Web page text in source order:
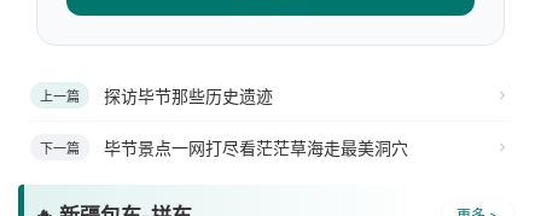
上一篇 探访毕节那些历史遗迹
下一篇 毕节景点一网打尽看茫茫草海走最美洞穴